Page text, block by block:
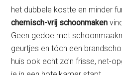
het dubbele kostte en minder
chemisch-vrij schoonmaken
Geen gedoe met
geurtjes en tóch een
huis ook echt zo’n frisse, net-